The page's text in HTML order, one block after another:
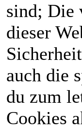
sind; Die
dieser
auch die
du zum
Cookies